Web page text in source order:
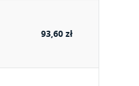
93,60 zł